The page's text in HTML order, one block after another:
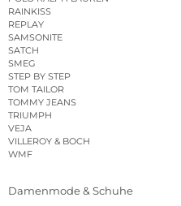
RAINKISS
REPLAY
SAMSONITE
SATCH
SMEG
STEP BY STEP
TOM TAILOR
TOMMY JEANS
TRIUMPH
VEJA
VILLEROY & BOCH
WMF
Damenmode & Schuhe